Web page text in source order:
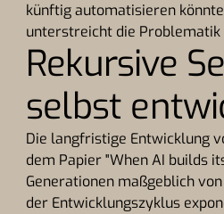
künftig automatisieren
unterstreicht die
Rekursive
selbst
Die langfristige Entwicklung
dem Papier "When AI builds
Generationen maßgeblich
der Entwicklungszyklus